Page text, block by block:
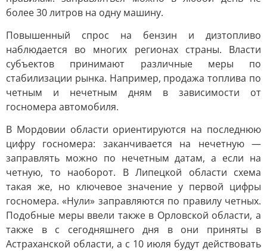
более 30 литров на одну машину.
Повышенный спрос на бензин и дизтопливо
наблюдается во многих регионах страны. Власти
субъектов принимают различные меры по
стабилизации рынка. Например, продажа топлива по
четным и нечетным дням в зависимости от
госномера автомобиля.
В Мордовии области ориентируются на последнюю
цифру госномера: заканчивается на нечетную —
заправлять можно по нечетным датам, а если на
четную, то наоборот. В Липецкой области схема
такая же, но ключевое значение у первой цифры
госномера. «Нули» заправляются по правилу четных.
Подобные меры ввели также в Орловской области, а
также в с сегодняшнего дня в они приняты в
Астраханской области, а с 10 июля будут действовать